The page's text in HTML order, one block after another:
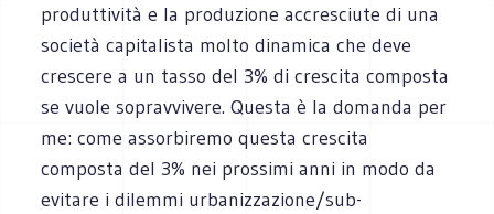
produttività e la produzione accresciute di una
società capitalista molto dinamica che deve
crescere a un tasso del 3% di crescita composta
se vuole sopravvivere. Questa è la domanda per
me: come assorbiremo questa crescita
composta del 3% nei prossimi anni in modo da
evitare i dilemmi urbanizzazione/sub-